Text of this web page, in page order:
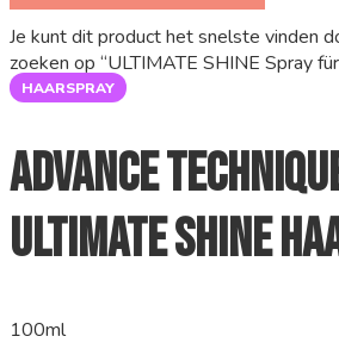
Je kunt dit product het snelste vinden
zoeken op “ULTIMATE SHINE Spray
HAARSPRAY
Advance
Ultimate Shine
100ml